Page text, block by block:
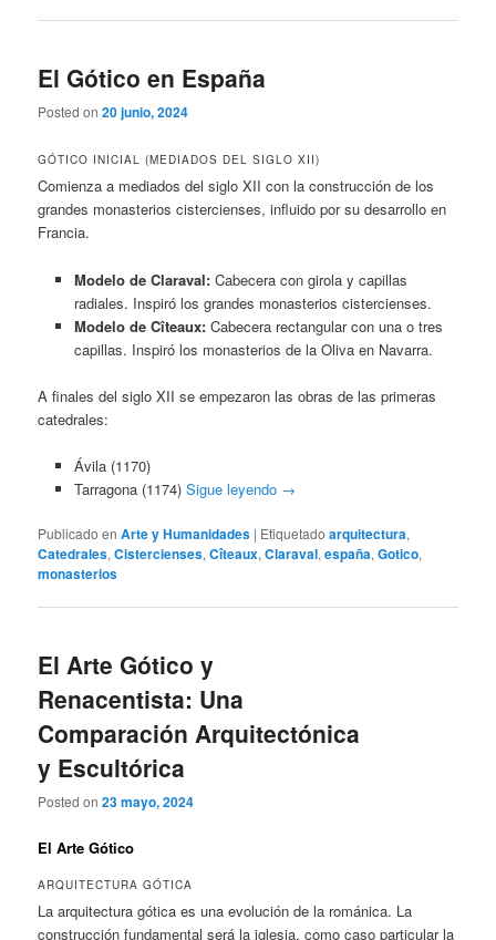
El Gótico en España
Posted on20 junio, 2024
GÓTICO INICIAL (MEDIADOS DEL SIGLO XII)
Comienza a mediados del siglo XII con la construcción de los
grandes monasterios cistercienses, influido por su desarrollo en
Francia.
Modelo de Claraval:Cabecera con girola y capillas
radiales. Inspiró los grandes monasterios cistercienses.
Modelo de Cîteaux:Cabecera rectangular con una o tres
capillas. Inspiró los monasterios de la Oliva en Navarra.
A finales del siglo XII se empezaron las obras de las primeras
catedrales:
Ávila (1170)
Tarragona (1174) Sigue leyendo →
Publicado en Arte y Humanidades | Etiquetado arquitectura,
Catedrales,Cistercienses,Cîteaux,Claraval,españa,Gotico,
monasterios
El Arte Gótico y
Renacentista: Una
Comparación Arquitectónica
y Escultórica
Posted on23 mayo, 2024
El Arte Gótico
ARQUITECTURA GÓTICA
La arquitectura gótica es una evolución de la románica. La
construcción fundamental será la iglesia, como caso particular la